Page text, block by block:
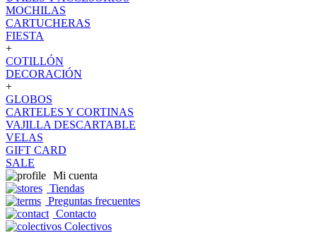
MOCHILAS
CARTUCHERAS
FIESTA
+
COTILLÓN
DECORACIÓN
+
GLOBOS
CARTELES Y CORTINAS
VAJILLA DESCARTABLE
VELAS
GIFT CARD
SALE
Mi cuenta
Tiendas
Preguntas frecuentes
Contacto
Colectivos